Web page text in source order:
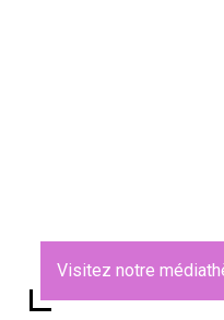
Visitez notre